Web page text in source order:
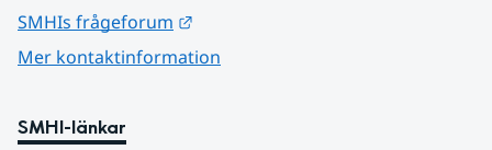
SMHIs frågeforum
Mer kontaktinformation
SMHI-länkar